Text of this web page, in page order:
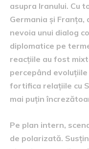
asupra Iranului. Cu
Germania și
nevoia unui dialog
diplomatice pe
reacțiile au fost
percepând
fortifica relațiile cu
mai puțin
Pe plan intern,
de polarizată.